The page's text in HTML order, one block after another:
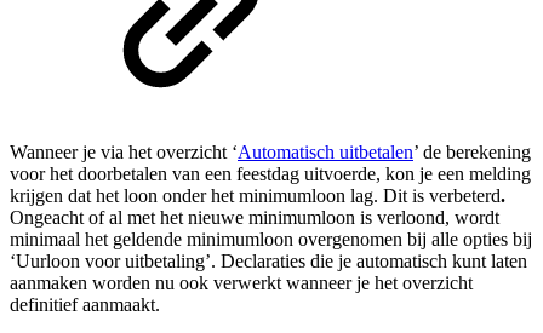
Wanneer je via het overzicht ‘Automatisch uitbetalen’ de berekening
voor het doorbetalen van een feestdag uitvoerde, kon je een melding
krijgen dat het loon onder het minimumloon lag. Dit is verbeterd.
Ongeacht of al met het nieuwe minimumloon is verloond, wordt
minimaal het geldende minimumloon overgenomen bij alle opties bij
‘Uurloon voor uitbetaling’. Declaraties die je automatisch kunt laten
aanmaken worden nu ook verwerkt wanneer je het overzicht
definitief aanmaakt.